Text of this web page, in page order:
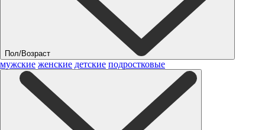
Пол/Возраст
мужские женские детские подростковые